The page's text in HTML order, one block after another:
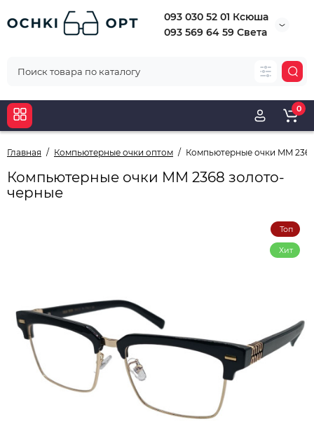
093 030 52 01 Ксюша
093 569 64 59 Света
0
Главная Компьютерные очки оптом Компьютерные очки MM
Компьютерные очки MM 2368 золото-
черные
Топ
Хит